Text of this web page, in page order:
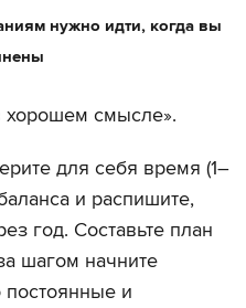
нужно идти, когда вы
хорошем смысле».
для себя время (1–
и распишите,
год. Составьте план
шагом начните
и